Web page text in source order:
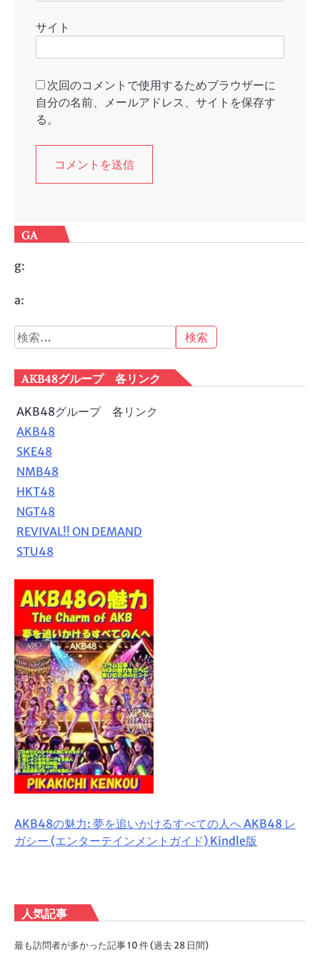
サイト
次回のコメントで使用するためブラウザーに
自分の名前、メールアドレス、サイトを保存す
る。
GA
g:
a:
検
索:
AKB48グループ 各リンク
AKB48グループ 各リンク
AKB48
SKE48
NMB48
HKT48
NGT48
REVIVAL!! ON DEMAND
STU48
AKB48の魅力: 夢を追いかけるすべての人へ AKB48 レ
ガシー (エンターテインメントガイド) Kindle版
人気記事
最も訪問者が多かった記事 10 件 (過去 28 日間)